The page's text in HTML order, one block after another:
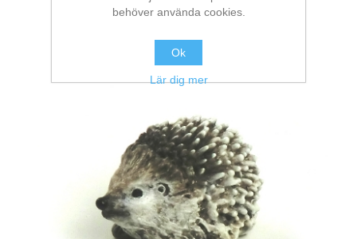
behöver använda cookies.
Ok
Lär dig mer